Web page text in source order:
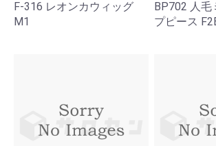
F-316 レオンカウィッグ
M1
BP702 人毛
プピース